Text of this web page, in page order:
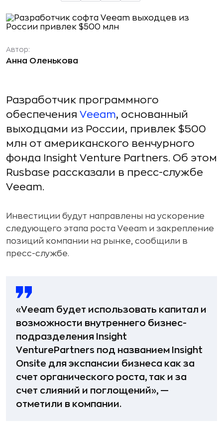
Автор:
Анна Оленькова
Разработчик программного
обеспечения Veeam, основанный
выходцами из России, привлек $500
млн от американского венчурного
фонда Insight Venture Partners. Об этом
Rusbase рассказали в пресс-службе
Veeam.
Инвестиции будут направлены на ускорение
следующего этапа роста Veeam и закрепление
позиций компании на рынке, сообщили в
пресс-службе.
«Veeam будет использовать капитал и
возможности внутреннего бизнес-
подразделения Insight
VenturePartners под названием Insight
Onsite для экспансии бизнеса как за
счет органического роста, так и за
счет слияний и поглощений», —
отметили в компании.